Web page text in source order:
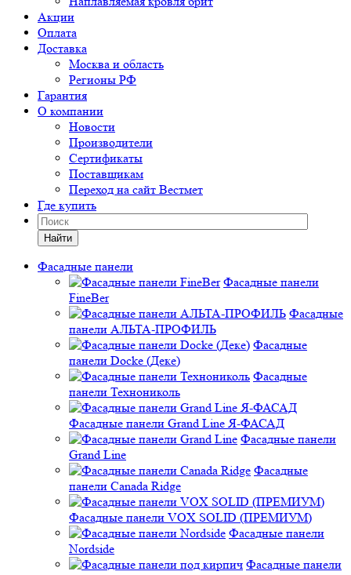
Акции
Оплата
Доставка
Москва и область
Регионы РФ
Гарантия
О компании
Новости
Производители
Сертификаты
Поставщикам
Переход на сайт Вестмет
Где купить
Найти
Фасадные панели
Фасадные панели
FineBer
Фасадные
панели АЛЬТА-ПРОФИЛЬ
Фасадные
панели Docke (Деке)
Фасадные
панели Технониколь
Фасадные панели Grand Line Я-ФАСАД
Фасадные панели
Grand Line
Фасадные
панели Canada Ridge
Фасадные панели VOX SOLID (ПРЕМИУМ)
Фасадные панели
Nordside
Фасадные панели